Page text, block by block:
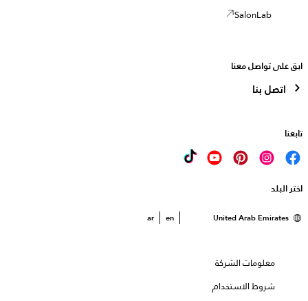
SalonLab
ابق على تواصل معنا
اتصل بنا
تابعنا
اختر البلد
United Arab Emirates
en
ar
معلومات الشركة
شروط الاستخدام